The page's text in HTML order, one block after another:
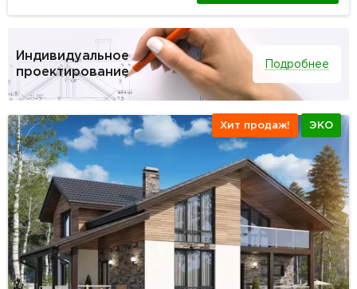
Индивидуальное
проектирование
Подробнее
Хит продаж! ЭКО